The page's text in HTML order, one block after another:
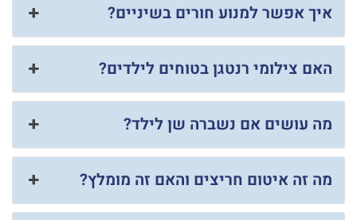
איך אפשר למנוע חורים בשיניים?
האם צילומי רנטגן בטוחים לילדים?
מה עושים אם נשברה שן לילד?
מה זה איטום חריצים והאם זה מומלץ?